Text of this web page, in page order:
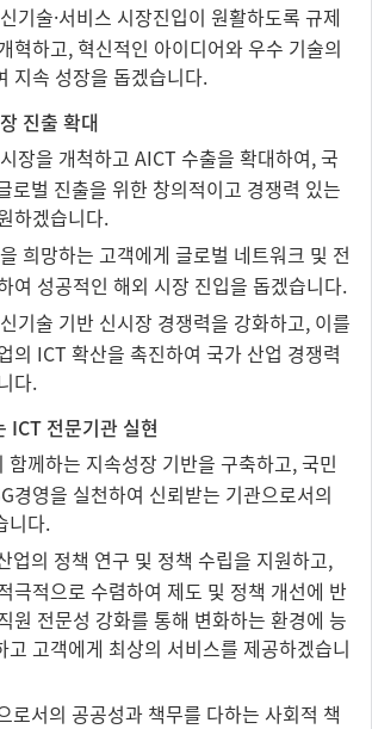
기술·서비스 시장진입이 원활하도록 규제
혁하고, 혁신적인 아이디어와 우수 기술의
지속 성장을 돕겠습니다.
진출 확대
장을 개척하고 AICT 수출을 확대하여, 국
로벌 진출을 위한 창의적이고 경쟁력 있는
하겠습니다.
희망하는 고객에게 글로벌 네트워크 및 전
여 성공적인 해외 시장 진입을 돕겠습니다.
기술 기반 신시장 경쟁력을 강화하고, 이를
의 ICT 확산을 촉진하여 국가 산업 경쟁력
다.
ICT 전문기관 실현
함께하는 지속성장 기반을 구축하고, 국민
경영을 실천하여 신뢰받는 기관으로서의
니다.
업의 정책 연구 및 정책 수립을 지원하고,
극적으로 수렴하여 제도 및 정책 개선에 반
원 전문성 강화를 통해 변화하는 환경에 능
고 고객에게 최상의 서비스를 제공하겠습니
로서의 공공성과 책무를 다하는 사회적 책